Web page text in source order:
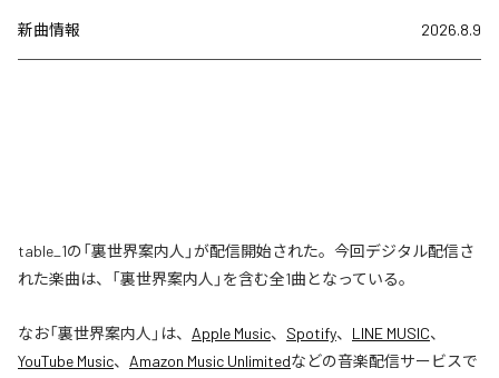
新曲情報 2026.8.9
table_1の「裏世界案内人」が配信開始された。今回デジタル配信さ
れた楽曲は、「裏世界案内人」を含む全1曲となっている。
なお「裏世界案内人 」は、 Apple Music、 Spotify、 LINE MUSIC、
YouTube Music、 Amazon Music Unlimitedなどの音楽配信サービスで